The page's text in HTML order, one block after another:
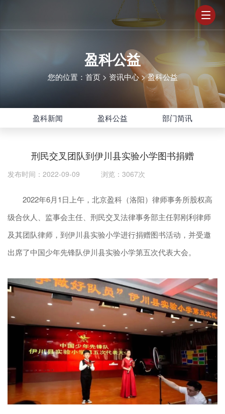
盈科公益
您的位置： 首页> 资讯中心>盈科公益
盈科新闻 盈科公益 部门简讯
刑民交叉团队到伊川县实验小学图书捐赠
发布时间：2022-09-09 浏览：3067次
2022年6月1日上午，北京盈科（洛阳）律师事务所股权高
级合伙人、监事会主任、刑民交叉法律事务部主任郭刚利律师
及其团队律师，到伊川县实验小学进行捐赠图书活动，并受邀
出席了中国少年先锋队伊川县实验小学第五次代表大会。